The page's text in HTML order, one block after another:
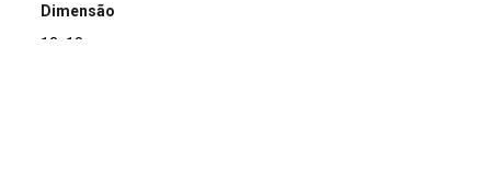
Dimensão
13x18cm